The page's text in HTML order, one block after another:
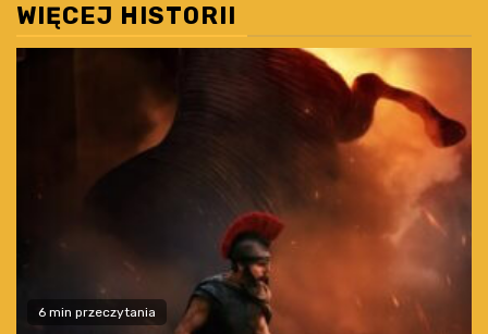
WIĘCEJ HISTORII
6 min przeczytania